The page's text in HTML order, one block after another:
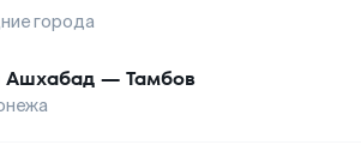
города
Ашхабад — Тамбов